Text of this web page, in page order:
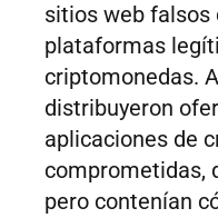
sitios web falsos
plataformas
criptomonedas.
distribuyeron
aplicaciones de
comprometidas,
pero contenían